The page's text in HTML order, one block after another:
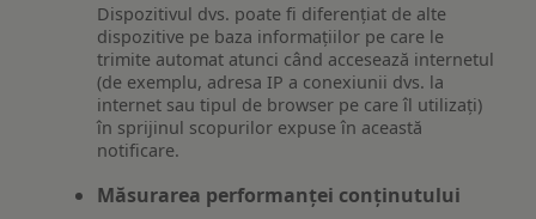
Dispozitivul dvs. poate fi diferențiat de alte
dispozitive pe baza informațiilor pe care le
trimite automat atunci când accesează internetul
(de exemplu, adresa IP a conexiunii dvs. la
internet sau tipul de browser pe care îl utilizați)
în sprijinul scopurilor expuse în această
notificare.
Măsurarea performanței conținutului